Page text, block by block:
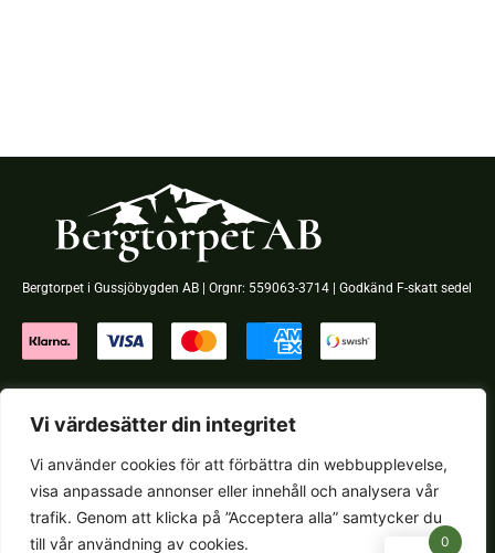
Vi värdesätter din integritet
Vi använder cookies för att förbättra din webbupplevelse,
visa anpassade annonser eller innehåll och analysera vår
trafik. Genom att klicka på ”Acceptera alla” samtycker du
till vår användning av cookies.
Bergtorpet i Gussjöbygden AB | Orgnr: 559063-3714 | Godkänd F-skatt sedel
Navigation
Butik
Om Bergtorpet
Kontakt
0